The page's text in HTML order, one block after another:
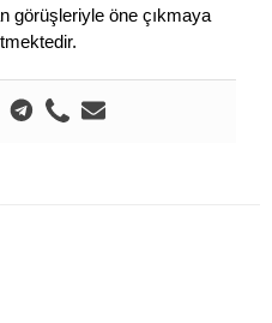
görüşleriyle öne çıkmaya